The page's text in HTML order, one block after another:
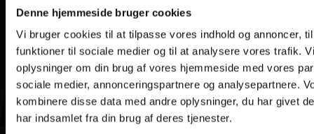
Denne hjemmeside bruger cookies
Vi bruger cookies til at tilpasse vores indhold og annoncer,
funktioner til sociale medier og til at analysere vores trafik.
oplysninger om din brug af vores hjemmeside med vores
sociale medier, annonceringspartnere og analysepartnere.
kombinere disse data med andre oplysninger, du har givet
har indsamlet fra din brug af deres tjenester.